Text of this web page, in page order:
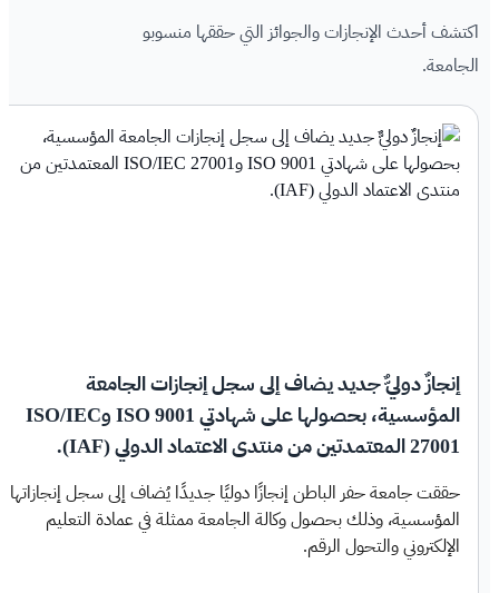
اكتشف أحدث الإنجازات والجوائز التي حققها منسوبو
الجامعة.
إنجازٌ دوليٌّ جديد يضاف إلى سجل إنجازات الجامعة
المؤسسية، بحصولها على شهادتي ISO 9001 وISO/IEC
27001 المعتمدتين من منتدى الاعتماد الدولي (IAF).
حققت جامعة حفر الباطن إنجازًا دوليًا جديدًا يُضاف إلى سجل إنجازاتها
المؤسسية، وذلك بحصول وكالة الجامعة ممثلة في عمادة التعليم
الإلكتروني والتحول الرقم.